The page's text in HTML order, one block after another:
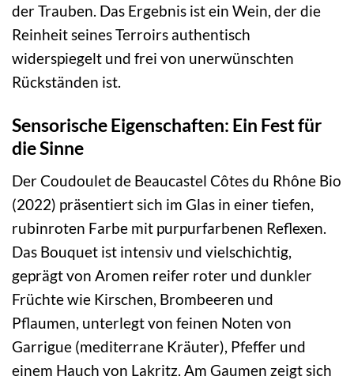
der Trauben. Das Ergebnis ist ein Wein, der die
Reinheit seines Terroirs authentisch
widerspiegelt und frei von unerwünschten
Rückständen ist.
Sensorische Eigenschaften: Ein Fest für
die Sinne
Der Coudoulet de Beaucastel Côtes du Rhône Bio
(2022) präsentiert sich im Glas in einer tiefen,
rubinroten Farbe mit purpurfarbenen Reflexen.
Das Bouquet ist intensiv und vielschichtig,
geprägt von Aromen reifer roter und dunkler
Früchte wie Kirschen, Brombeeren und
Pflaumen, unterlegt von feinen Noten von
Garrigue (mediterrane Kräuter), Pfeffer und
einem Hauch von Lakritz. Am Gaumen zeigt sich